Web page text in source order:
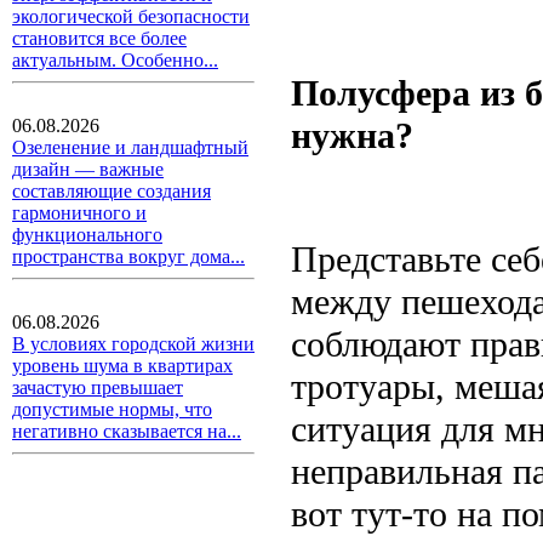
экологической безопасности
становится все более
актуальным. Особенно...
06.08.2026
Озеленение и ландшафтный
дизайн — важные
составляющие создания
гармоничного и
функционального
пространства вокруг дома...
06.08.2026
В условиях городской жизни
уровень шума в квартирах
зачастую превышает
допустимые нормы, что
негативно сказывается на...
Полусфера из
нужна?
Представьте
между
соблюдают
тротуары,
ситуация для
неправильная
вот тут-то на